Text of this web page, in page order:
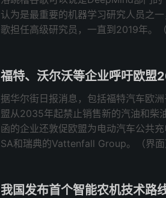
认为是最重要的机器学习研究人员之
歌担任高级研究员，一直到2019年。（
福特、沃尔沃等企业呼吁欧盟
据华尔街日报消息，包括福特汽车欧
盟从2035年起禁止销售新的汽油和柴
函的企业还敦促欧盟为电动汽车公共
SA和瑞典的Vattenfall Group。（界面
我国发布首个智能农机技术路